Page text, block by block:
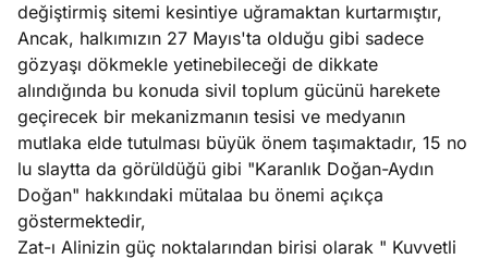
değiştirmiş sitemi kesintiye uğramaktan kurtarmıştır,
Ancak, halkımızın 27 Mayıs'ta olduğu gibi sadece
gözyaşı dökmekle yetinebileceği de dikkate
alındığında bu konuda sivil toplum gücünü harekete
geçirecek bir mekanizmanın tesisi ve medyanın
mutlaka elde tutulması büyük önem taşımaktadır, 15 no
lu slaytta da görüldüğü gibi "Karanlık Doğan-Aydın
Doğan" hakkındaki mütalaa bu önemi açıkça
göstermektedir,
Zat-ı Alinizin güç noktalarından birisi olarak " Kuvvetli